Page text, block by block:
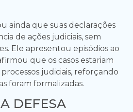
ainda que suas declarações
de ações judiciais, sem
Ele apresentou episódios ao
que os casos estariam
judiciais, reforçando
foram formalizadas.
DEFESA